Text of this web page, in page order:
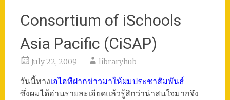
Consortium of iSchools
Asia Pacific (CiSAP)
July 22, 2009 libraryhub
วันนี้ทางเอไอทีฝากข่าวมาให้ผมประชาสัมพันธ์
ซึ่งผมได้อ่านรายละเอียดแล้วรู้สึกว่าน่าสนใจมากจึง